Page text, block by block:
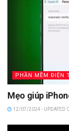
PHẦN MỀM ĐIỆN
Mẹo giúp
12/07/2024 - UPDATED